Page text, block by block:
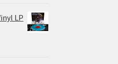
LP